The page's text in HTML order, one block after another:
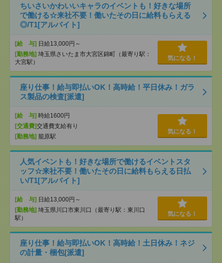
ちいさいかわいいキャラのイベントも！好きな場所
で働ける☆来社不要！働いたその日に給料もらえる
◎/T1[アルバイト]
[給 与] 日給13,000円～
[勤務地] 埼玉県さいたま市大宮区錦町（最寄り駅：
大宮駅）
気になる！
座り仕事！給与即払いOK！高時給！平日休み！ガラ
ス製品の検査[派遣]
[給 与] 時給1600円
[交通費]交通費支給有り
[勤務地] 籠原駅
気になる！
人気イベントも！好きな場所で働けるイベントスタ
ッフ☆来社不要！働いたその日に給料もらえる日払
い/T1[アルバイト]
[給 与] 日給13,000円～
[勤務地] 埼玉県川口市東川口（最寄り駅：東川口
駅）
気になる！
座り仕事！給与即払いOK！高時給！土日休み！ネジ
の計量・梱包[派遣]